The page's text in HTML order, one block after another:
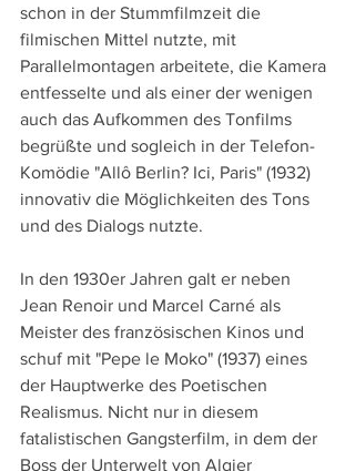
schon in der Stummfilmzeit die
filmischen Mittel nutzte, mit
Parallelmontagen arbeitete, die Kamera
entfesselte und als einer der wenigen
auch das Aufkommen des Tonfilms
begrüßte und sogleich in der Telefon-
Komödie "Allô Berlin? Ici, Paris" (1932)
innovativ die Möglichkeiten des Tons
und des Dialogs nutzte.
In den 1930er Jahren galt er neben
Jean Renoir und Marcel Carné als
Meister des französischen Kinos und
schuf mit "Pepe le Moko" (1937) eines
der Hauptwerke des Poetischen
Realismus. Nicht nur in diesem
fatalistischen Gangsterfilm, in dem der
Boss der Unterwelt von Algier